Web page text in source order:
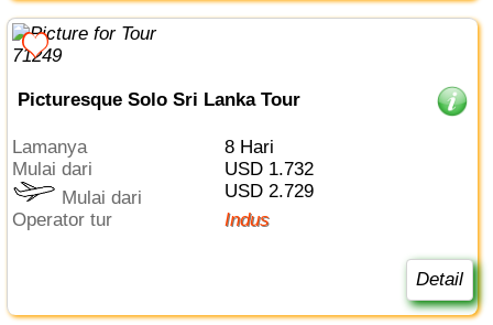
Picturesque Solo Sri Lanka Tour
Lamanya
8 Hari
Mulai dari
USD 1.732
Mulai dari
USD 2.729
Operator tur
Indus
Detail